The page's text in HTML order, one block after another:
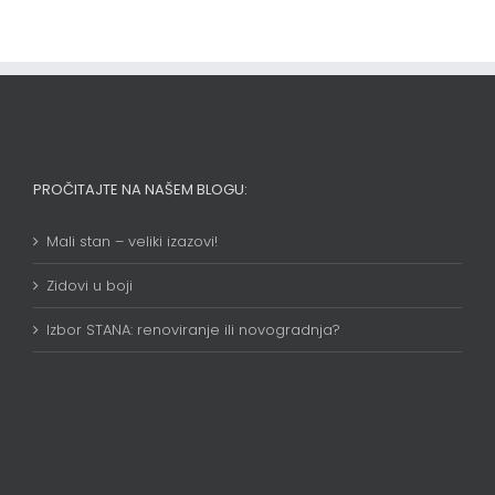
PROČITAJTE NA NAŠEM BLOGU:
Mali stan – veliki izazovi!
Zidovi u boji
Izbor STANA: renoviranje ili novogradnja?